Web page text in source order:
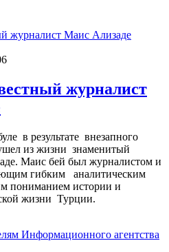
журналист
в результате внезапного
из жизни знаменитый
Маис бей был журналистом и
гибким аналитическим
пониманием истории и
жизни Турции.